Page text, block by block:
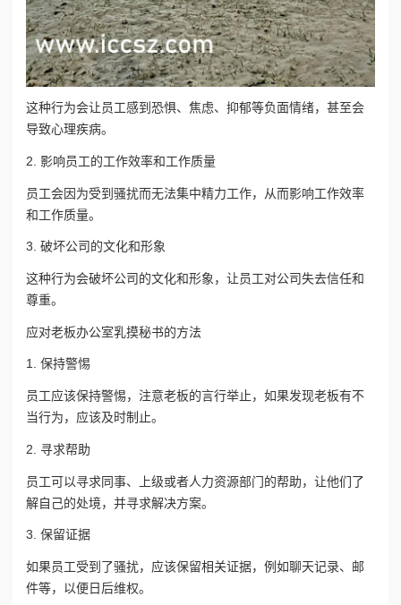
这种行为会让员工感到恐惧、焦虑、抑郁等负面情绪，甚至会
导致心理疾病。
2. 影响员工的工作效率和工作质量
员工会因为受到骚扰而无法集中精力工作，从而影响工作效率
和工作质量。
3. 破坏公司的文化和形象
这种行为会破坏公司的文化和形象，让员工对公司失去信任和
尊重。
应对老板办公室乳摸秘书的方法
1. 保持警惕
员工应该保持警惕，注意老板的言行举止，如果发现老板有不
当行为，应该及时制止。
2. 寻求帮助
员工可以寻求同事、上级或者人力资源部门的帮助，让他们了
解自己的处境，并寻求解决方案。
3. 保留证据
如果员工受到了骚扰，应该保留相关证据，例如聊天记录、邮
件等，以便日后维权。